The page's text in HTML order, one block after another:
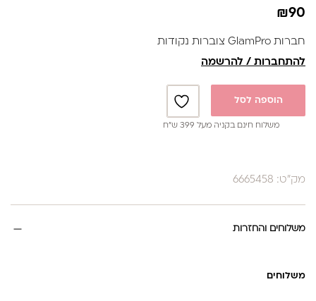
₪90
חברות GlamPro צוברות נקודות
להתחברות / להרשמה
הוספה לסל
משלוח חינם בקניה מעל 399 ש”ח
מק"ט: 6665458
משלוחים והחזרות
משלוחים